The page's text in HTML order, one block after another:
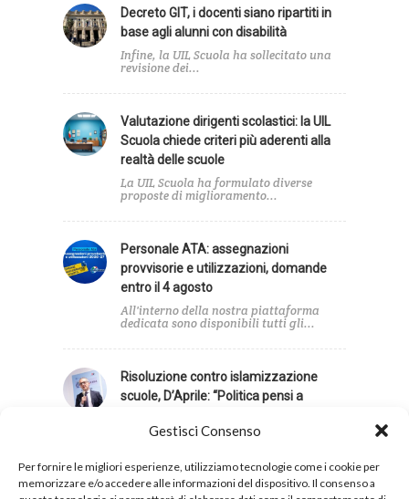
Gestisci Consenso
Per fornire le migliori esperienze, utilizziamo tecnologie come i cookie per
memorizzare e/o accedere alle informazioni del dispositivo. Il consenso a
Decreto GIT, i docenti siano ripartiti in
base agli alunni con disabilità
Infine, la UIL Scuola ha sollecitato una
revisione dei...
Valutazione dirigenti scolastici: la UIL
Scuola chiede criteri più aderenti alla
realtà delle scuole
La UIL Scuola ha formulato diverse
proposte di miglioramento...
Personale ATA: assegnazioni
provvisorie e utilizzazioni, domande
entro il 4 agosto
All'interno della nostra piattaforma
dedicata sono disponibili tutti gli...
Risoluzione contro islamizzazione
scuole, D’Aprile: “Politica pensi a
"In un momento in cui la politica